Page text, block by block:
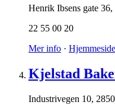
Henrik Ibsens gate 36,
22 55 00 20
Mer info · Hjemmeside
Kjelstad
Industrivegen 10,